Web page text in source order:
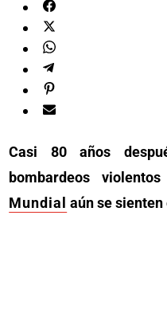
Casi 80 años
bombardeos
Mundial aún se